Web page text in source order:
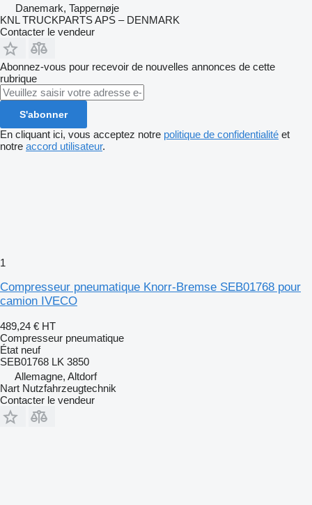
Danemark, Tappernøje
KNL TRUCKPARTS APS – DENMARK
Contacter le vendeur
Abonnez-vous pour recevoir de nouvelles annonces de cette
rubrique
S'abonner
En cliquant ici, vous acceptez notre politique de confidentialité et
notre accord utilisateur.
1
Compresseur pneumatique Knorr-Bremse SEB01768 pour
camion IVECO
489,24 € HT
Compresseur pneumatique
État neuf
SEB01768 LK 3850
Allemagne, Altdorf
Nart Nutzfahrzeugtechnik
Contacter le vendeur